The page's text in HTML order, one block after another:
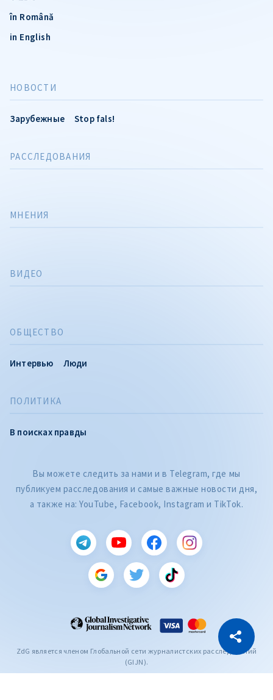
Скопировать ссылку
în Română
in English
НОВОСТИ
Зарубежные Stop fals!
ПОЛИТИКА
В поисках правды
РАССЛЕДОВАНИЯ
ОБЩЕСТВО
Интервью Люди
МНЕНИЯ
ВИДЕО
Вы можете следить за нами и в Telegram, где мы
публикуем расследования и самые важные новости дня,
а также на: YouTube, Facebook, Instagram и TikTok.
ZdG является членом Глобальной сети журналистских расследований
(GIJN).
CITEȘTE